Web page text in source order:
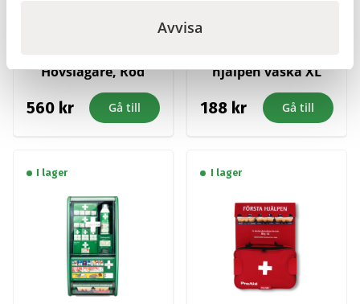
Avvisa
Hovslagare, Röd
560 kr Gå till
hjälpen väska XL
188 kr Gå till
I lager I lager